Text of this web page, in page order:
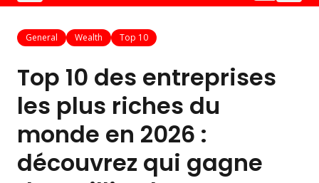
General Wealth Top 10
Top 10 des entreprises
les plus riches du
monde en 2026 :
découvrez qui gagne